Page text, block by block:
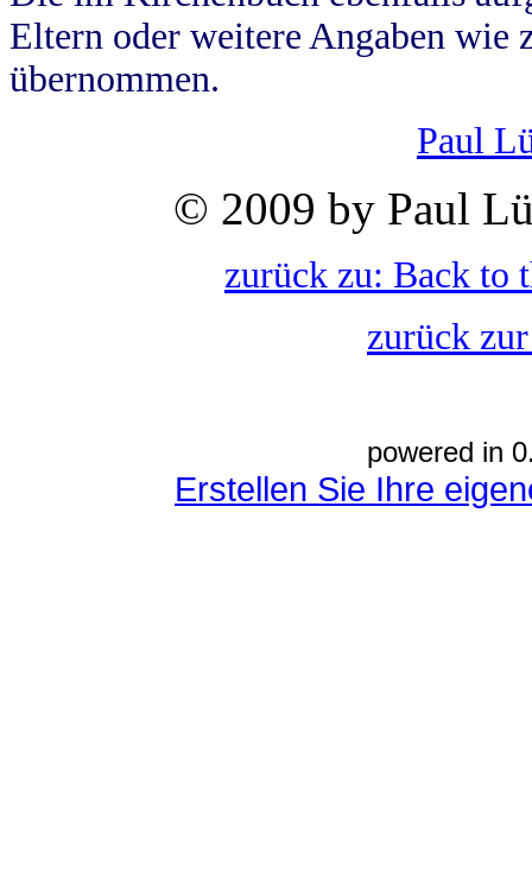
Eltern oder weitere Angaben wie
übernommen.
Paul
© 2009 by Paul
zurück zu: Back to
zurück
powered in
Erstellen Sie Ihre